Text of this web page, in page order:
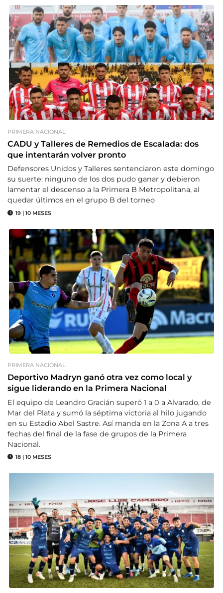
PRIMERA NACIONAL
CADU y Talleres de Remedios de Escalada: dos
que intentarán volver pronto
Defensores Unidos y Talleres sentenciaron este domingo
su suerte: ninguno de los dos pudo ganar y debieron
lamentar el descenso a la Primera B Metropolitana, al
quedar últimos en el grupo B del torneo
19 | 10 MESES
PRIMERA NACIONAL
Deportivo Madryn ganó otra vez como local y
sigue liderando en la Primera Nacional
El equipo de Leandro Gracián superó 1 a 0 a Alvarado, de
Mar del Plata y sumó la séptima victoria al hilo jugando
en su Estadio Abel Sastre. Así manda en la Zona A a tres
fechas del final de la fase de grupos de la Primera
Nacional.
18 | 10 MESES